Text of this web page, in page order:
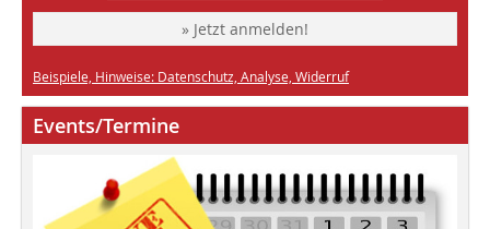
» Jetzt anmelden!
Beispiele, Hinweise: Datenschutz, Analyse, Widerruf
Events/Termine